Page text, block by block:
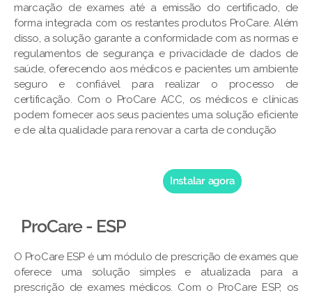
marcação de exames até a emissão do certificado, de
forma integrada com os restantes produtos ProCare. Além
disso, a solução garante a conformidade com as normas e
regulamentos de segurança e privacidade de dados de
saúde, oferecendo aos médicos e pacientes um ambiente
seguro e confiável para realizar o processo de
certificação. Com o ProCare ACC, os médicos e clínicas
podem fornecer aos seus pacientes uma solução eficiente
e de alta qualidade para renovar a carta de condução
Instalar agora
ProCare - ESP
O ProCare ESP é um módulo de prescrição de exames que
oferece uma solução simples e atualizada para a
prescrição de exames médicos. Com o ProCare ESP, os